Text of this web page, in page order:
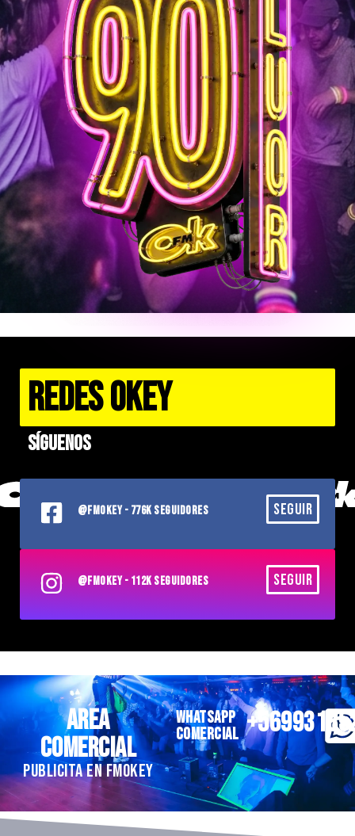
REDES OKEY
Síguenos
SEGUIR
@FMOKEY - 776K SEGUIDORES
SEGUIR
@FMOKEY - 112K SEGUIDORES
AREA
COMERCIAL
PUBLICITA EN FMOKEY
WHATSAPP
COMERCIAL